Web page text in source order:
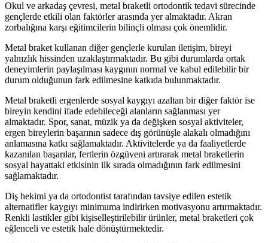
Okul ve arkadaş çevresi, metal braketli ortodontik tedavi sürecinde
gençlerde etkili olan faktörler arasında yer almaktadır. Akran
zorbalığına karşı eğitimcilerin bilinçli olması çok önemlidir.
Metal braket kullanan diğer gençlerle kurulan iletişim, bireyi
yalnızlık hissinden uzaklaştırmaktadır. Bu gibi durumlarda ortak
deneyimlerin paylaşılması kaygının normal ve kabul edilebilir bir
durum olduğunun fark edilmesine katkıda bulunmaktadır.
Metal braketli ergenlerde sosyal kaygıyı azaltan bir diğer faktör ise
bireyin kendini ifade edebileceği alanların sağlanması yer
almaktadır. Spor, sanat, müzik ya da değişken sosyal aktiviteler,
ergen bireylerin başarının sadece dış görünüşle alakalı olmadığını
anlamasına katkı sağlamaktadır. Aktivitelerde ya da faaliyetlerde
kazanılan başarılar, fertlerin özgüveni artırarak metal braketlerin
sosyal hayattaki etkisinin ilk sırada olmadığının fark edilmesini
sağlamaktadır.
Diş hekimi ya da ortodontist tarafından tavsiye edilen estetik
alternatifler kaygıyı minimuma indirirken motivasyonu artırmaktadır.
Renkli lastikler gibi kişiselleştirilebilir ürünler, metal braketleri çok
eğlenceli ve estetik hale dönüştürmektedir.